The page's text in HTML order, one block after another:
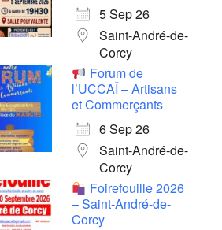
5 Sep 26
Saint-André-de-
Corcy
Forum de
l’UCCAÏ – Artisans
et Commerçants
6 Sep 26
Saint-André-de-
Corcy
Foirefouille 2026
– Saint-André-de-
Corcy